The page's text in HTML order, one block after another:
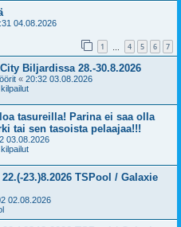
04.08.2026
1 4 5 6 7
Biljardissa 28.-30.8.2026
« 20:32 03.08.2026
tasureilla! Parina ei saa olla
tai sen tasoista pelaajaa!!!
03.08.2026
23.)8.2026 TSPool / Galaxie
02.08.2026